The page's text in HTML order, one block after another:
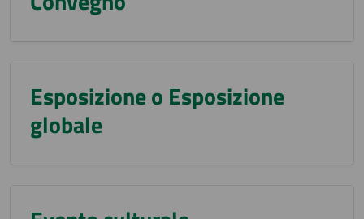
Esposizione o Esposizione
globale